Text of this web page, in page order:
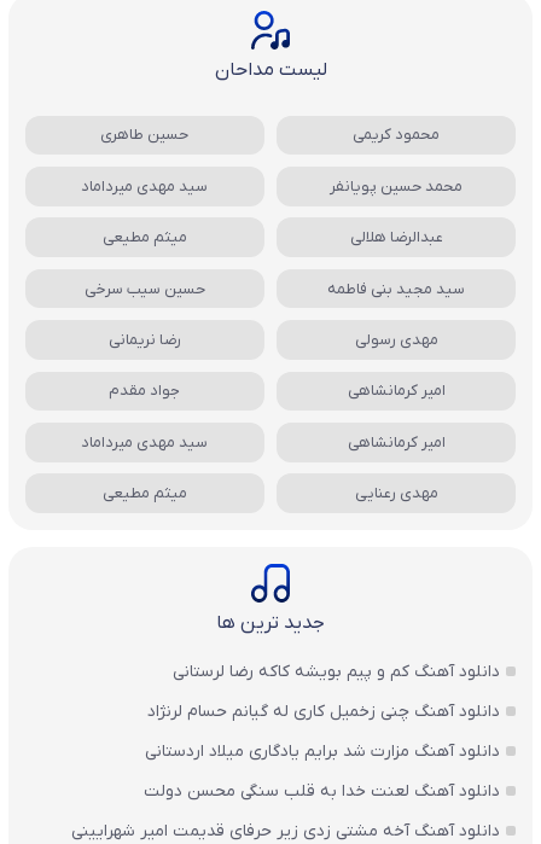
لیست مداحان
محمود کریمی حسین طاهری
محمد حسین پویانفر سید مهدی میرداماد
عبدالرضا هلالی میثم مطیعی
سید مجید بنی فاطمه حسین سیب سرخی
مهدی رسولی رضا نریمانی
امیر کرمانشاهی جواد مقدم
امیر کرمانشاهی سید مهدی میرداماد
مهدی رعنایی میثم مطیعی
جدید ترین ها
دانلود آهنگ کم و پیم بویشه کاکه رضا لرستانی
دانلود آهنگ چنی زخمیل کاری له گیانم حسام لرنژاد
دانلود آهنگ مزارت شد برایم یادگاری میلاد اردستانی
دانلود آهنگ لعنت خدا به قلب سنگی محسن دولت
دانلود آهنگ آخه مشتی زدی زیر حرفای قدیمت امیر شهرایینی